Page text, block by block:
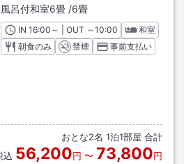
風呂付和室6畳 /6畳
INチェックイン
16:00 ～ | OUT チェックアウト
～10:00
和室
朝食のみ
禁煙 事前支払い
おとな2名 1泊1部屋 合計
込 56,200円 〜 73,800円